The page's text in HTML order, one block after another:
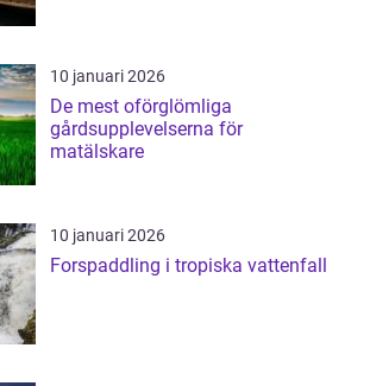
10 januari 2026
De mest oförglömliga
gårdsupplevelserna för
matälskare
10 januari 2026
Forspaddling i tropiska vattenfall